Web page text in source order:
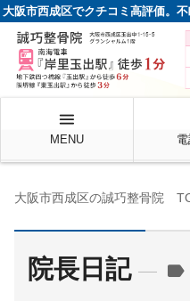
menu
MENU
大阪市西成区の誠巧整骨院
院長日記 label